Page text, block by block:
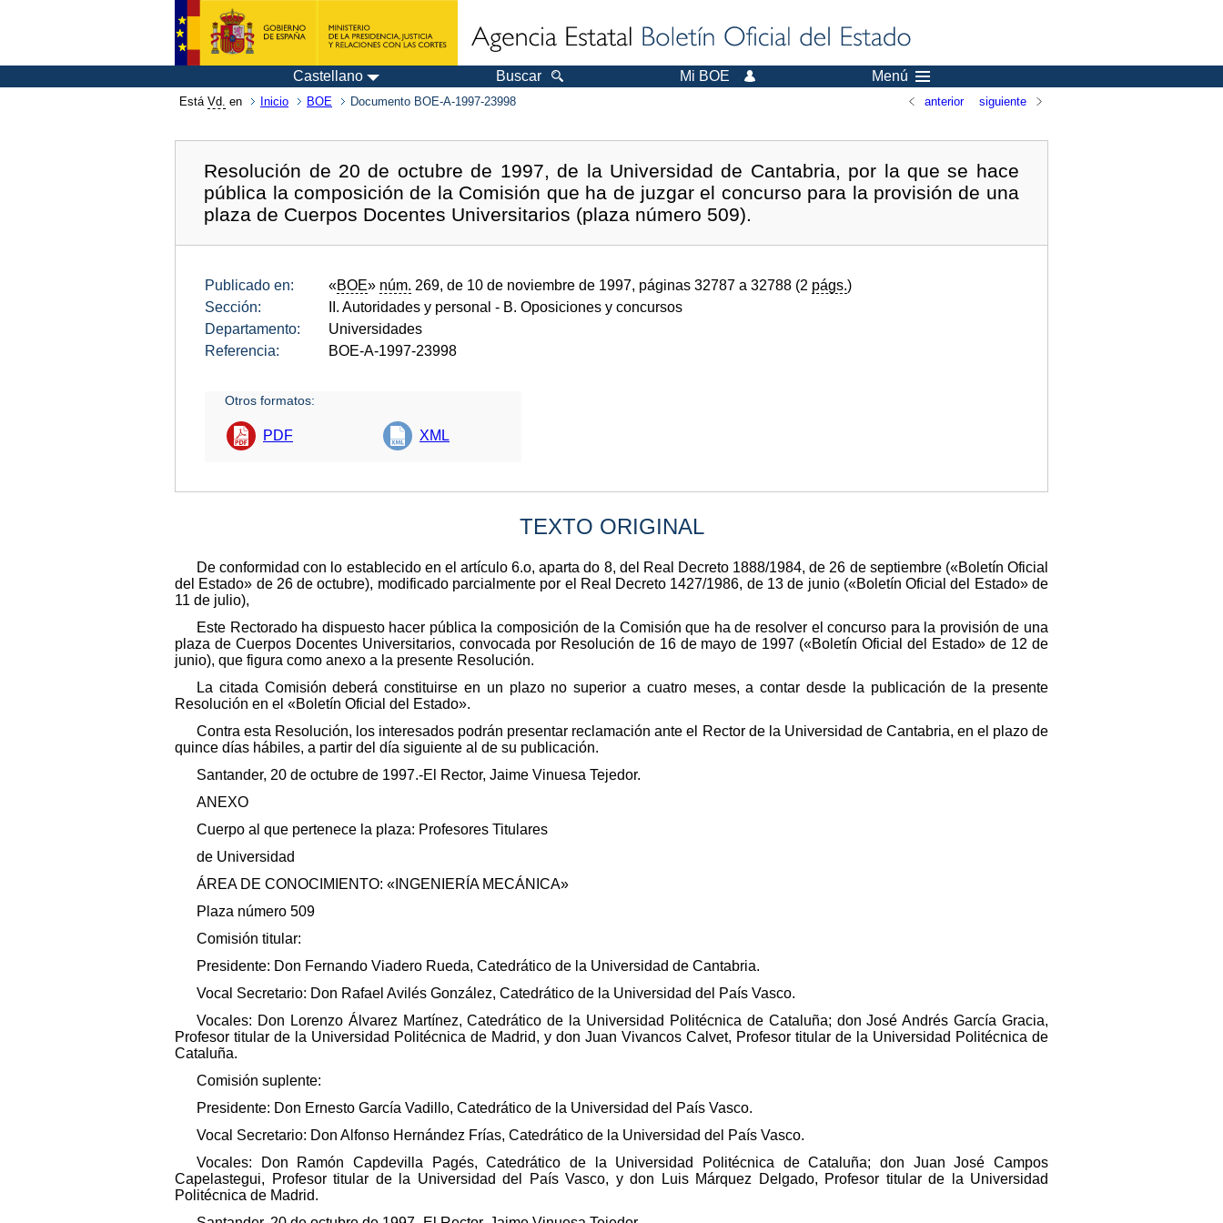
Castellano Buscar Mi BOE Menú
Está Vd. en Inicio BOE Documento BOE-A-1997-23998 anterior siguiente
Resolución de 20 de octubre de 1997, de la Universidad de Cantabria, por la que se hace
pública la composición de la Comisión que ha de juzgar el concurso para la provisión de una
plaza de Cuerpos Docentes Universitarios (plaza número 509).
Publicado en: «BOE» núm. 269, de 10 de noviembre de 1997, páginas 32787 a 32788 (2 págs.)
Sección:
II. Autoridades y personal - B. Oposiciones y concursos
Departamento:
Universidades
Referencia:
BOE-A-1997-23998
Otros formatos:
PDF XML
TEXTO ORIGINAL
De conformidad con lo establecido en el artículo 6.o, aparta do 8, del Real Decreto 1888/1984, de 26 de septiembre («Boletín Oficial
del Estado» de 26 de octubre), modificado parcialmente por el Real Decreto 1427/1986, de 13 de junio («Boletín Oficial del Estado» de
11 de julio),
Este Rectorado ha dispuesto hacer pública la composición de la Comisión que ha de resolver el concurso para la provisión de una
plaza de Cuerpos Docentes Universitarios, convocada por Resolución de 16 de mayo de 1997 («Boletín Oficial del Estado» de 12 de
junio), que figura como anexo a la presente Resolución.
La citada Comisión deberá constituirse en un plazo no superior a cuatro meses, a contar desde la publicación de la presente
Resolución en el «Boletín Oficial del Estado».
Contra esta Resolución, los interesados podrán presentar reclamación ante el Rector de la Universidad de Cantabria, en el plazo de
quince días hábiles, a partir del día siguiente al de su publicación.
Santander, 20 de octubre de 1997.-El Rector, Jaime Vinuesa Tejedor.
ANEXO
Cuerpo al que pertenece la plaza: Profesores Titulares
de Universidad
ÁREA DE CONOCIMIENTO: «INGENIERÍA MECÁNICA»
Plaza número 509
Comisión titular:
Presidente: Don Fernando Viadero Rueda, Catedrático de la Universidad de Cantabria.
Vocal Secretario: Don Rafael Avilés González, Catedrático de la Universidad del País Vasco.
Vocales: Don Lorenzo Álvarez Martínez, Catedrático de la Universidad Politécnica de Cataluña; don José Andrés García Gracia,
Profesor titular de la Universidad Politécnica de Madrid, y don Juan Vivancos Calvet, Profesor titular de la Universidad Politécnica de
Cataluña.
Comisión suplente:
Presidente: Don Ernesto García Vadillo, Catedrático de la Universidad del País Vasco.
Vocal Secretario: Don Alfonso Hernández Frías, Catedrático de la Universidad del País Vasco.
Vocales: Don Ramón Capdevilla Pagés, Catedrático de la Universidad Politécnica de Cataluña; don Juan José Campos
Capelastegui, Profesor titular de la Universidad del País Vasco, y don Luis Márquez Delgado, Profesor titular de la Universidad
Politécnica de Madrid.